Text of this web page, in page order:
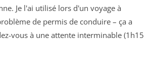
Je l'ai utilisé lors d'un voyage à
de permis de conduire – ça a
vous à une attente interminable (1h15